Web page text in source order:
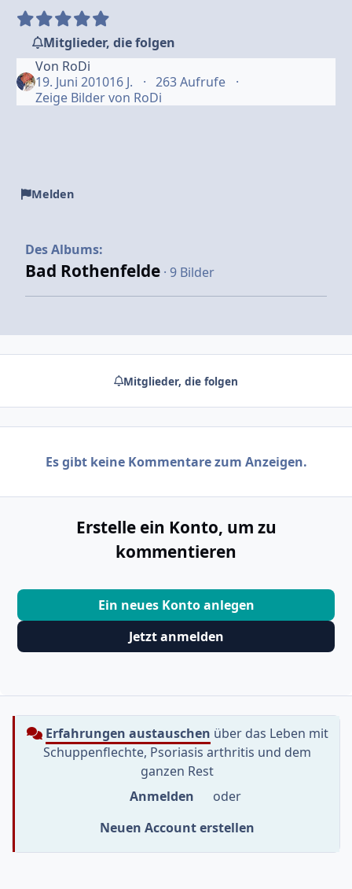
Mitglieder, die folgen
Von RoDi
19. Juni 201016 J.
263 Aufrufe
Zeige Bilder von RoDi
Melden
Des Albums:
Bad Rothenfelde · 9 Bilder
Mitglieder, die folgen
Es gibt keine Kommentare zum Anzeigen.
Erstelle ein Konto, um zu
kommentieren
Ein neues Konto anlegen
Jetzt anmelden
Erfahrungen austauschen über das Leben mit
Schuppenflechte, Psoriasis arthritis und dem
ganzen Rest
Anmelden
oder
Neuen Account erstellen